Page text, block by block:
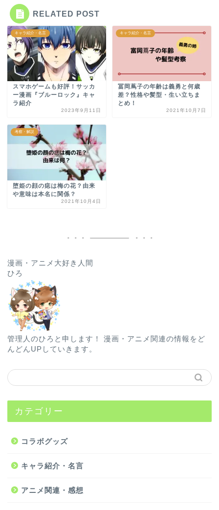
RELATED POST
キャラ紹介・名言
スマホゲームも好評！サッカ
ー漫画『ブルーロック』キャ
ラ紹介
2023年9月11日
キャラ紹介・名言
冨岡蔦子の年齢は義勇と何歳
差？性格や髪型・生い立ちま
とめ！
2021年10月7日
考察・解説
堕姫の顔の痣は梅の花？由来
や意味は本名に関係？
2021年10月4日
漫画・アニメ大好き人間
ひろ
管理人のひろと申します！ 漫画・アニメ関連の情報をど
んどんUPしていきます。
カテゴリー
コラボグッズ
キャラ紹介・名言
アニメ関連・感想